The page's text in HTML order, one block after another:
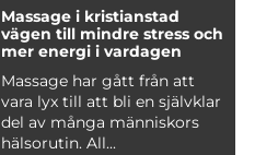
Massage i kristianstad
vägen till mindre stress och
mer energi i vardagen
Massage har gått från att
vara lyx till att bli en självklar
del av många människors
hälsorutin. All...